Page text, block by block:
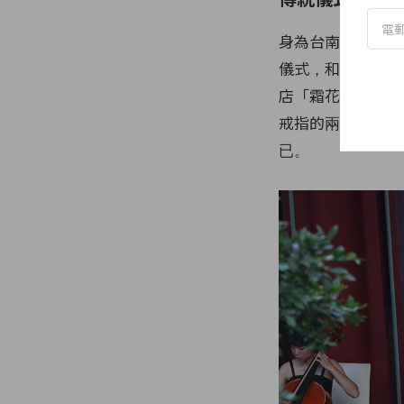
身為台南孩子的
儀式，和日籍老
店「霜花亭」進
戒指的兩人深深
已。